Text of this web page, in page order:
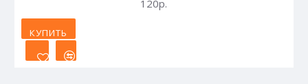
120р.
КУПИТЬ